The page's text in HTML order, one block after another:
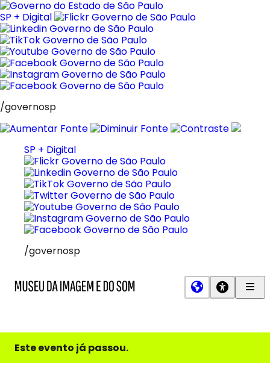
Pular
para
o
conteúdo
SP + Digital
/governosp
SP + Digital
/governosp
e
do
Este evento já passou.